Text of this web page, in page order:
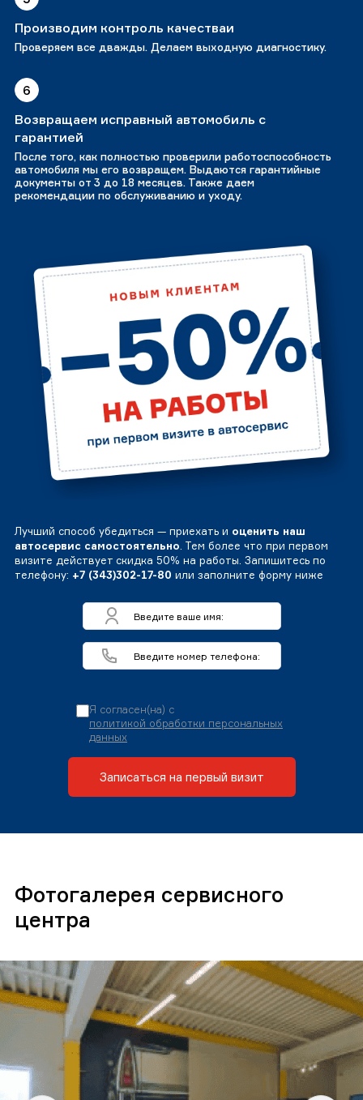
Производим контроль качестваи
Проверяем все дважды. Делаем выходную диагностику.
6
Возвращаем исправный автомобиль с
гарантией
После того, как полностью проверили работоспособность
автомобиля мы его возвращем. Выдаются гарантийные
документы от 3 до 18 месяцев. Также даем
рекомендации по обслуживанию и уходу.
Лучший способ убедиться — приехать и оценить наш
автосервис самостоятельно. Тем более что при первом
визите действует скидка 50% на работы. Запишитесь по
телефону: +7 (343)302-17-80 или заполните форму ниже
Я согласен(на) с
политикой обработки персональных
данных
Записаться на первый визит
Фотогалерея сервисного
центра